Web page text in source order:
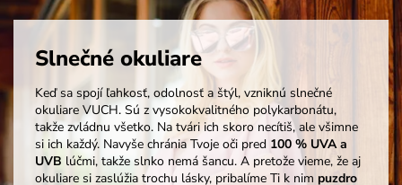
Slnečné okuliare
Keď sa spojí ľahkosť, odolnosť a štýl, vzniknú slnečné
okuliare VUCH. Sú z vysokokvalitného polykarbonátu,
takže zvládnu všetko. Na tvári ich skoro necítiš, ale všimne
si ich každý. Navyše chránia Tvoje oči pred 100 % UVA a
UVB lúčmi, takže slnko nemá šancu. A pretože vieme, že aj
okuliare si zaslúžia trochu lásky, pribalíme Ti k nim puzdro